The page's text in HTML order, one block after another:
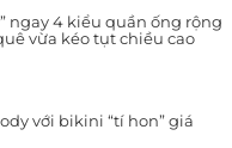
ngay 4 kiểu quần ống rộng
vừa kéo tụt chiều cao
với bikini “tí hon” giá